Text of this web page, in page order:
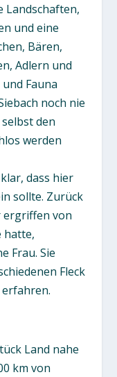
Landschaften,
und eine
Bären,
Adlern und
Fauna
noch nie
den
werden
dass hier
sollte. Zurück
ergriffen von
hatte,
Frau. Sie
Fleck
Land nahe
km von